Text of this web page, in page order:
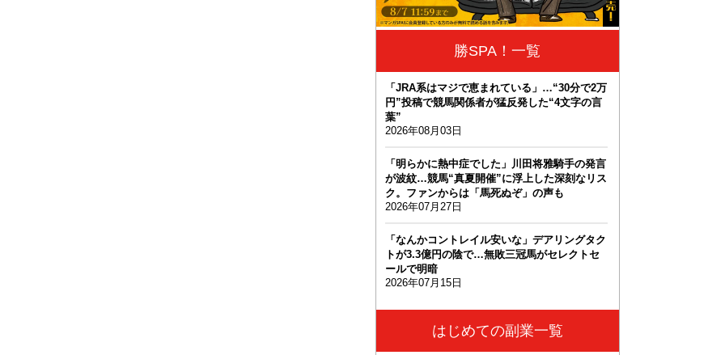
勝SPA！一覧
「JRA系はマジで恵まれている」…“30分で2万
円”投稿で競馬関係者が猛反発した“4文字の言
葉”
2026年08月03日
「明らかに熱中症でした」川田将雅騎手の発言
が波紋…競馬“真夏開催”に浮上した深刻なリス
ク。ファンからは「馬死ぬぞ」の声も
2026年07月27日
「なんかコントレイル安いな」デアリングタク
トが3.3億円の陰で…無敗三冠馬がセレクトセ
ールで明暗
2026年07月15日
はじめての副業一覧